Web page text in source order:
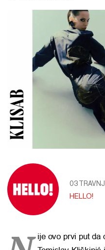
03
HELLO!
ije ovo prvi put da